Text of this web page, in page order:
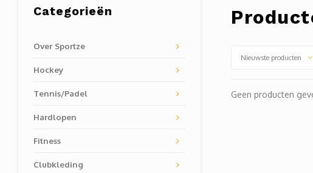
Categorieën
Over Sportze
Hockey
Tennis/Padel
Hardlopen
Fitness
Clubkleding
Nieuwste producten
Geen producten